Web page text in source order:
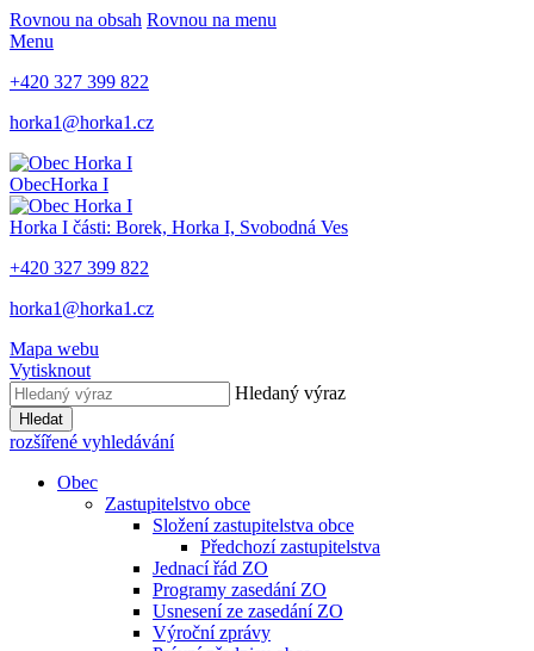
Rovnou na obsah Rovnou na menu
Menu
+420 327 399 822
horka1@horka1.cz
ObecHorka I
Horka I části: Borek, Horka I, Svobodná Ves
+420 327 399 822
horka1@horka1.cz
Mapa webu
Vytisknout
Hledaný výraz
Hledat
rozšířené vyhledávání
Obec
Zastupitelstvo obce
Složení zastupitelstva obce
Předchozí zastupitelstva
Jednací řád ZO
Programy zasedání ZO
Usnesení ze zasedání ZO
Výroční zprávy